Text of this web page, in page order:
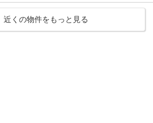
近くの物件をもっと見る